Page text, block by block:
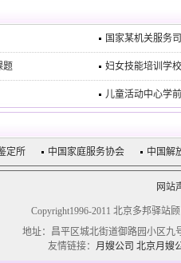
国家某机关服务
题 妇女技能培训学
儿童活动中心学
定所 中国家庭服务协会 中国解
网站
Copyright1996-2011 北京多邦驿站
地址：昌平区城北街道御路园小区九
友情链接： 月嫂公司 北京月嫂